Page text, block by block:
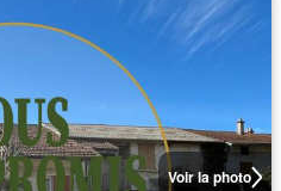
Voir la photo